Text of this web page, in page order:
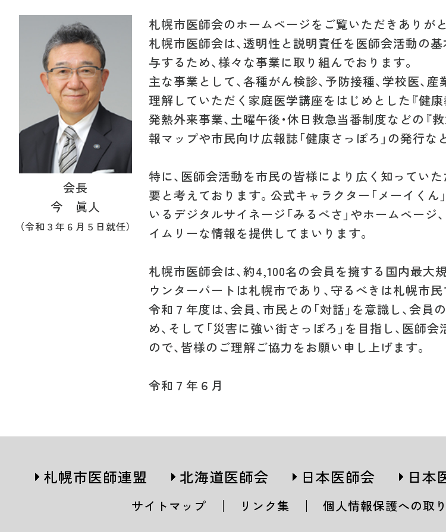
会長
今 眞人
（令和３年６月５日就任）
札幌市医師会のホームページをご覧いただきありが
札幌市医師会は、透明性と説明責任を医師会活動の
与するため、様々な事業に取り組んでおります。
主な事業として、各種がん検診、予防接種、学校医、
理解していただく家庭医学講座をはじめとした『健
発熱外来事業、土曜午後・休日救急当番制度などの
報マップや市民向け広報誌「健康さっぽろ」の発行な
特に、医師会活動を市民の皆様により広く知ってい
要と考えております。公式キャラクター「メーイくん
いるデジタルサイネージ「みるべさ」やホームページ
イムリーな情報を提供してまいります。
札幌市医師会は、約4,100名の会員を擁する国内最大
ウンターパートは札幌市であり、守るべきは札幌市民
令和７年度は、会員、市民との「対話」を意識し、会員
め、そして「災害に強い街さっぽろ」を目指し、医師
ので、皆様のご理解ご協力をお願い申し上げます。
令和７年６月
札幌市医師連盟 北海道医師会 日本医師会 日本
サイトマップ リンク集 個人情報保護への取